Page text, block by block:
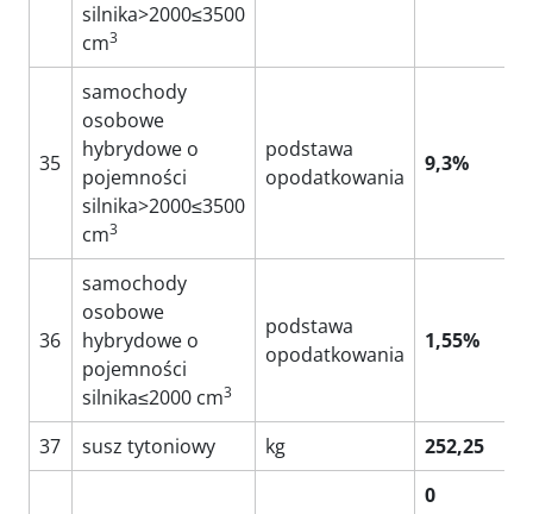
silnika>2000≤3500
cm3
35
samochody
osobowe
hybrydowe o
pojemności
silnika>2000≤3500
cm3
podstawa
opodatkowania
9,3%
36
samochody
osobowe
hybrydowe o
pojemności
silnika≤2000 cm3
podstawa
opodatkowania
1,55%
37 susz tytoniowy kg 252,25
0